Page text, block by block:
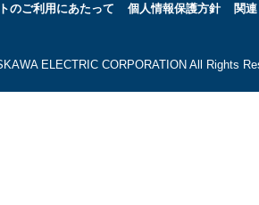
のご利用にあたって 個人情報保護方針 関
ELECTRIC CORPORATION All Rights